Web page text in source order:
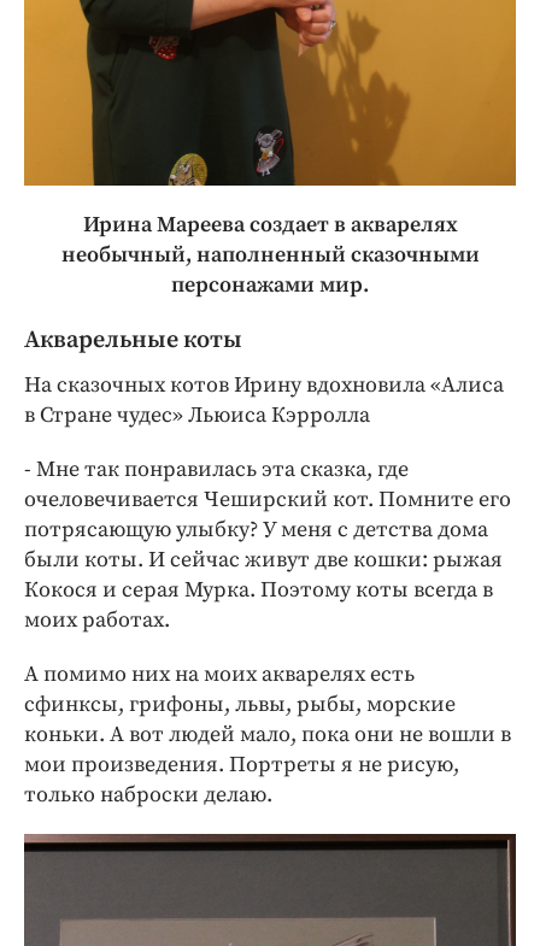
Ирина Мареева создает в акварелях
необычный, наполненный сказочными
персонажами мир.
Акварельные коты
На сказочных котов Ирину вдохновила «Алиса
в Стране чудес» Льюиса Кэрролла
- Мне так понравилась эта сказка, где
очеловечивается Чеширский кот. Помните его
потрясающую улыбку? У меня с детства дома
были коты. И сейчас живут две кошки: рыжая
Кокося и серая Мурка. Поэтому коты всегда в
моих работах.
А помимо них на моих акварелях есть
сфинксы, грифоны, львы, рыбы, морские
коньки. А вот людей мало, пока они не вошли в
мои произведения. Портреты я не рисую,
только наброски делаю.